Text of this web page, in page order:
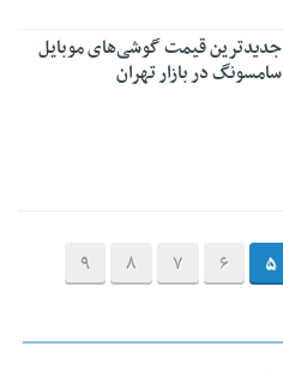
جدیدترین قیمت گوشی‌های موبایل
سامسونگ در بازار تهران
5
6
7
8
9